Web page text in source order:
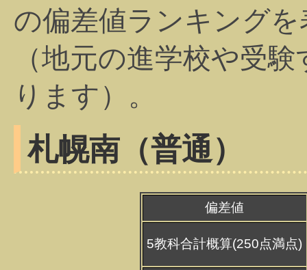
の偏差値ランキング
（地元の進学校や受
ります）。
札幌南（普通）
偏差値
5教科合計概算(250点満点)